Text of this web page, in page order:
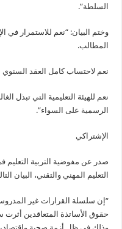
السلطة”.
وختم البيان: “نعم للاستمرار
المطالب.
نعم لاحتساب كامل العقد السنوي
نعم للهيئة التعليمية التي تبذل
الرسمية على السواء”.
الإشتراكي
صدر عن مفوضية التربية
التعليم المهني والتقني، البيان
“إن سلسلة القرارات غير
حقوق الأساتذة المتعاقدين أثرت